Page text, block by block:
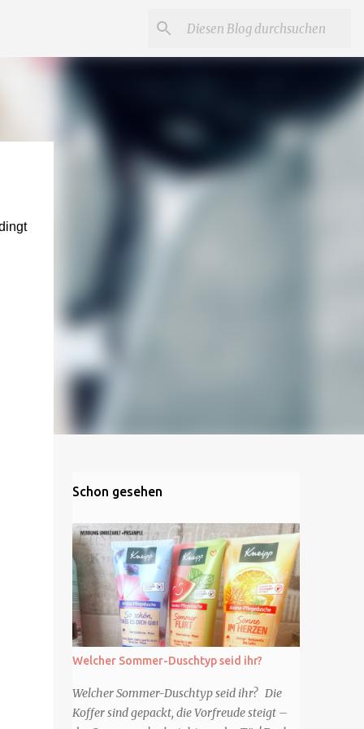
Schon gesehen
Welcher Sommer-Duschtyp seid ihr?
Welcher Sommer-Duschtyp seid ihr? Die
Koffer sind gepackt, die Vorfreude steigt –